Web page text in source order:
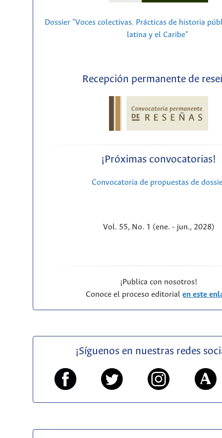
Dossier "Voces colectivas. Prácticas de historia
latina y el Caribe"
Recepción permanente de
¡Próximas convocatorias!
Convocatoria de propuestas de
Vol. 55, No. 1 (ene. - jun., 2028)
¡Publica con nosotros!
Conoce el proceso editorialen este
¡Síguenos en nuestras redes